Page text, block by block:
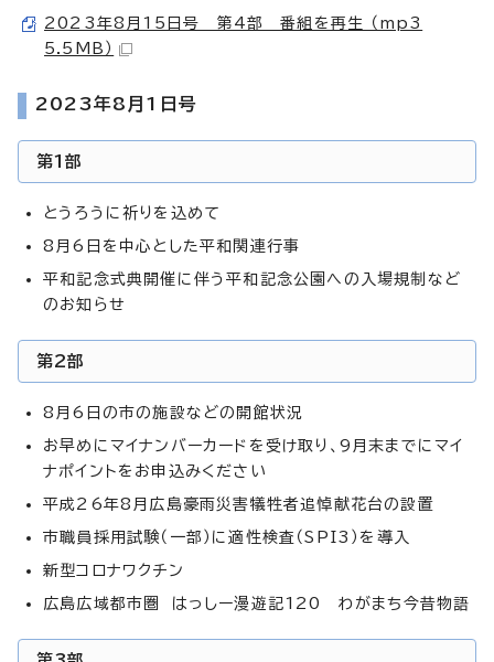
2023年8月15日号 第4部 番組を再生 （mp3
5.5MB）
2023年8月1日号
第1部
とうろうに祈りを込めて
8月6日を中心とした平和関連行事
平和記念式典開催に伴う平和記念公園への入場規制など
のお知らせ
第2部
8月6日の市の施設などの開館状況
お早めにマイナンバーカードを受け取り、9月末までにマイ
ナポイントをお申込みください
平成26年8月広島豪雨災害犠牲者追悼献花台の設置
市職員採用試験（一部）に適性検査（SPI3）を導入
新型コロナワクチン
広島広域都市圏 はっしー漫遊記120 わがまち今昔物語